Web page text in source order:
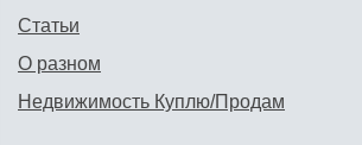
Статьи
О разном
Недвижимость Куплю/Продам